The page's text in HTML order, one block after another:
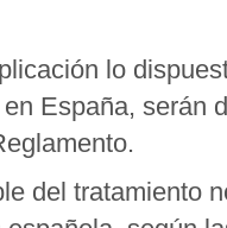
lo
España, serán
del tratamiento